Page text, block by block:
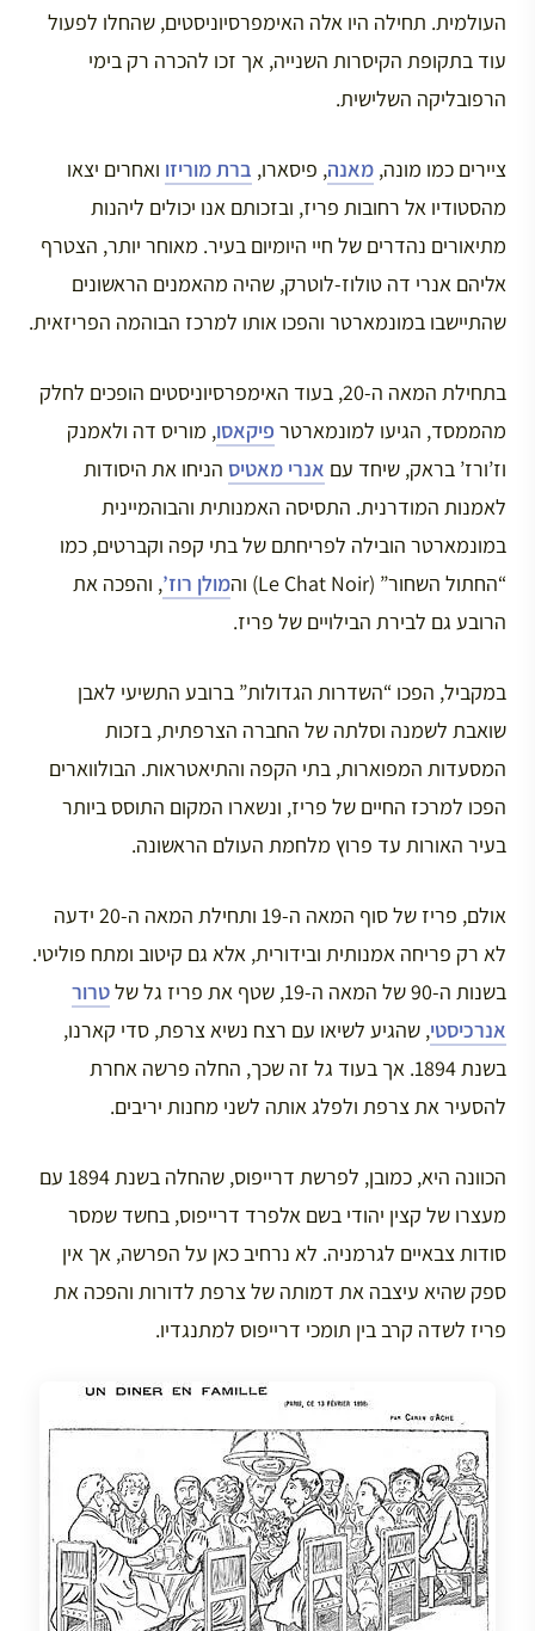
העולמית. תחילה היו אלה האימפרסיוניסטים, שהחלו לפעול
עוד בתקופת הקיסרות השנייה, אך זכו להכרה רק בימי
הרפובליקה השלישית.
ציירים כמו מונה, מאנה, פיסארו, ברת מוריזו ואחרים יצאו
מהסטודיו אל רחובות פריז, ובזכותם אנו יכולים ליהנות
מתיאורים נהדרים של חיי היומיום בעיר. מאוחר יותר, הצטרף
אליהם אנרי דה טולוז-לוטרק, שהיה מהאמנים הראשונים
שהתיישבו במונמארטר והפכו אותו למרכז הבוהמה הפריזאית.
בתחילת המאה ה-20, בעוד האימפרסיוניסטים הופכים לחלק
מהממסד, הגיעו למונמארטר פיקאסו, מוריס דה ולאמנק
וז’ורז’ בראק, שיחד עם אנרי מאטיס הניחו את היסודות
לאמנות המודרנית. התסיסה האמנותית והבוהמיינית
במונמארטר הובילה לפריחתם של בתי קפה וקברטים, כמו
“החתול השחור” (Le Chat Noir) וה
מולן רוז’, והפכה את
הרובע גם לבירת הבילויים של פריז.
במקביל, הפכו “השדרות הגדולות” ברובע התשיעי לאבן
שואבת לשמנה וסלתה של החברה הצרפתית, בזכות
המסעדות המפוארות, בתי הקפה והתיאטראות. הבולווארים
הפכו למרכז החיים של פריז, ונשארו המקום התוסס ביותר
בעיר האורות עד פרוץ מלחמת העולם הראשונה.
אולם, פריז של סוף המאה ה-19 ותחילת המאה ה-20 ידעה
לא רק פריחה אמנותית ובידורית, אלא גם קיטוב ומתח פוליטי.
בשנות ה-90 של המאה ה-19, שטף את פריז גל של
טרור
אנרכיסטי, שהגיע לשיאו עם רצח נשיא צרפת, סדי קארנו,
בשנת 1894. אך בעוד גל זה שכך, החלה פרשה אחרת
להסעיר את צרפת ולפלג אותה לשני מחנות יריבים.
הכוונה היא, כמובן, לפרשת דרייפוס, שהחלה בשנת 1894 עם
מעצרו של קצין יהודי בשם אלפרד דרייפוס, בחשד שמסר
סודות צבאיים לגרמניה. לא נרחיב כאן על הפרשה, אך אין
ספק שהיא עיצבה את דמותה של צרפת לדורות והפכה את
פריז לשדה קרב בין תומכי דרייפוס למתנגדיו.